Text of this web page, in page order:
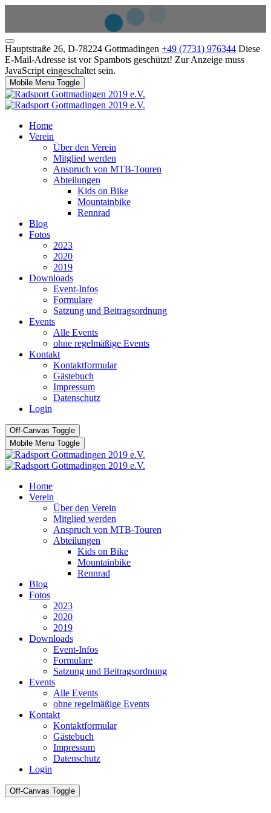
Hauptstraße 26, D-78224 Gottmadingen +49 (7731) 976344 Diese
E-Mail-Adresse ist vor Spambots geschützt! Zur Anzeige muss
JavaScript eingeschaltet sein.
Mobile Menu Toggle
Home
Verein
Über den Verein
Mitglied werden
Anspruch von MTB-Touren
Abteilungen
Kids on Bike
Mountainbike
Rennrad
Blog
Fotos
2023
2020
2019
Downloads
Event-Infos
Formulare
Satzung und Beitragsordnung
Events
Alle Events
ohne regelmäßige Events
Kontakt
Kontaktformular
Gästebuch
Impressum
Datenschutz
Login
Off-Canvas Toggle
Mobile Menu Toggle
Home
Verein
Über den Verein
Mitglied werden
Anspruch von MTB-Touren
Abteilungen
Kids on Bike
Mountainbike
Rennrad
Blog
Fotos
2023
2020
2019
Downloads
Event-Infos
Formulare
Satzung und Beitragsordnung
Events
Alle Events
ohne regelmäßige Events
Kontakt
Kontaktformular
Gästebuch
Impressum
Datenschutz
Login
Off-Canvas Toggle